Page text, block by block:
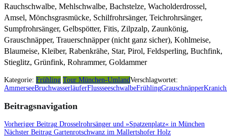
Rauchschwalbe, Mehlschwalbe, Bachstelze, Wacholderdrossel,
Amsel, Mönchsgrasmücke, Schilfrohrsänger, Teichrohrsänger,
Sumpfrohrsänger, Gelbspötter, Fitis, Zilpzalp, Zaunkönig,
Grauschnäpper, Trauerschnäpper (nicht ganz sicher), Kohlmeise,
Blaumeise, Kleiber, Rabenkrähe, Star, Pirol, Feldsperling, Buchfink,
Stieglitz, Grünfink, Rohrammer, Goldammer
Kategorie: Frühling Tour München-UmlandVerschlagwortet:
AmmerseeBruchwasserläuferFlussseeschwalbeFrühlingGrauschnäpperKranich
Beitragsnavigation
Vorheriger Beitrag Drosselrohrsänger und »Spatzenplatz« in München
Nächster Beitrag Gartenrotschwanz im Mallertshofer Holz